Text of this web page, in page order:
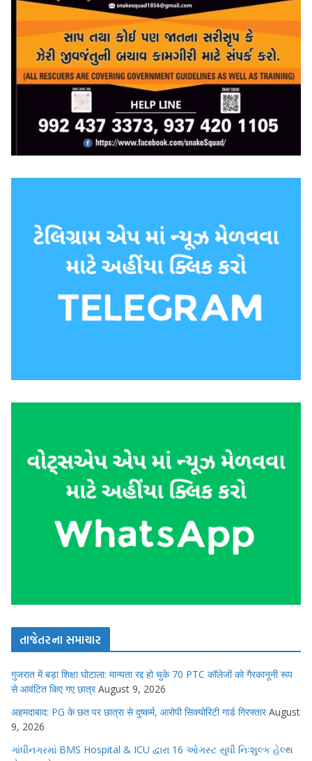
તાજેતરના સમાચાર
गुजरात में बड़ा शिक्षा घोटाला: मान्यता रद्द हो चुके 70 PTC कॉलेजों को गैरकानूनी रूप
से आवंटित किए गए छात्र August 9, 2026
अहमदाबाद: PG के छत पर छात्रा से दुष्कर्म, आरोपी सिक्योरिटी गार्ड गिरफ्तार August
9, 2026
ગાંધીનગરમાં BMS Hospital & ICU દ્વારા 16 ઓગસ્ટ સુધી નિઃશુલ્ક હેલ્થ